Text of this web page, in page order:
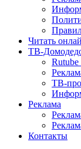
Читать
ТВ-
Rutube
ТВ-
Реклама
Контакты